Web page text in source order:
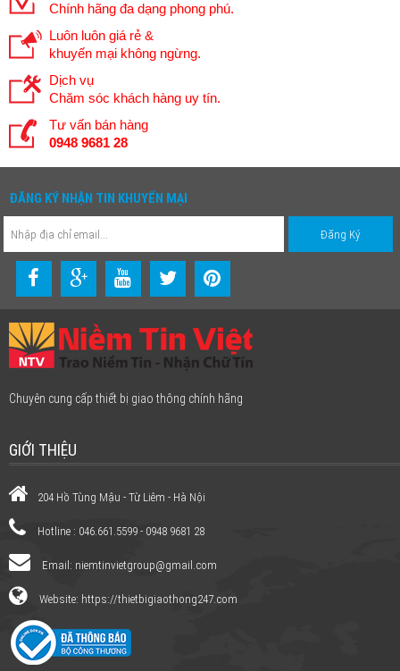
Chính hãng đa dạng phong phú.
Luôn luôn giá rẻ &
khuyến mại không ngừng.
Dịch vụ
Chăm sóc khách hàng uy tín.
Tư vấn bán hàng
0948 9681 28
ĐĂNG KÝ NHẬN TIN KHUYẾN MẠI
Chuyên cung cấp thiết bị giao thông chính hãng
GIỚI THIỆU
204 Hồ Tùng Mậu - Từ Liêm - Hà Nội
Hotline : 046.661.5599 - 0948 9681 28
Email: niemtinvietgroup@gmail.com
Website: https://thietbigiaothong247.com